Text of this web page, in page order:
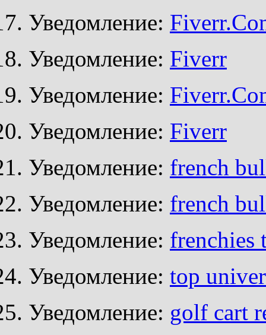
Уведомление:
Уведомление: Fiverr
Уведомление:
Уведомление: Fiverr
Уведомление: french
Уведомление: french
Уведомление: frenchies
Уведомление: top
Уведомление: golf cart